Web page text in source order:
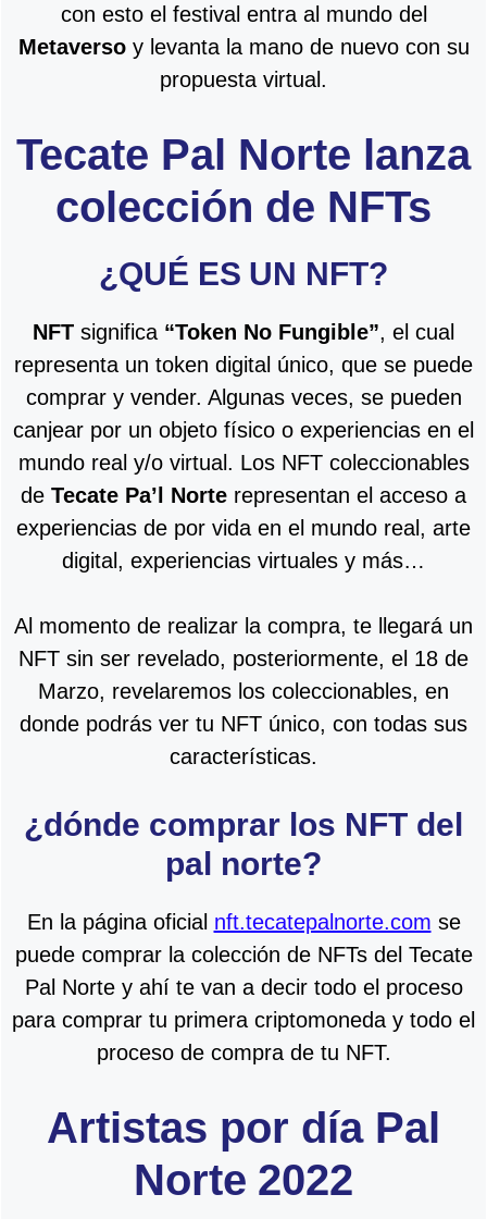
con esto el festival entra al mundo del
Metaversoy levanta la mano de nuevo con su
propuesta virtual.
Tecate Pal Norte lanza
colección de NFTs
¿QUÉ ES UN NFT?
NFT significa “Token No Fungible”, el cual
representa un token digital único, que se puede
comprar y vender. Algunas veces, se pueden
canjear por un objeto físico o experiencias en el
mundo real y/o virtual. Los NFT coleccionables
de Tecate Pa’l Norte representan el acceso a
experiencias de por vida en el mundo real, arte
digital, experiencias virtuales y más…
Al momento de realizar la compra, te llegará un
NFT sin ser revelado, posteriormente, el 18 de
Marzo, revelaremos los coleccionables, en
donde podrás ver tu NFT único, con todas sus
características.
¿dónde comprar los NFT del
pal norte?
En la página oficial nft.tecatepalnorte.com se
puede comprar la colección de NFTs del Tecate
Pal Norte y ahí te van a decir todo el proceso
para comprar tu primera criptomoneda y todo el
proceso de compra de tu NFT.
Artistas por día Pal
Norte 2022